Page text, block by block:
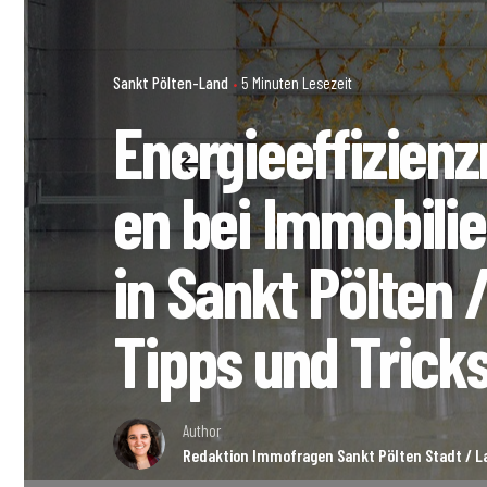
Sankt Pölten-Land 5 Minuten Lesezeit
en bei
in Sankt Pölten
Tipps und
Author
Redaktion Immofragen Sankt Pölten Stadt /